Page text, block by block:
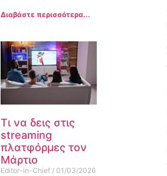
Διαβάστε περισσότερα...
Τι να δεις στις
streaming
πλατφόρμες τον
Μάρτιο
Editor-in-Chief 01/03/2026